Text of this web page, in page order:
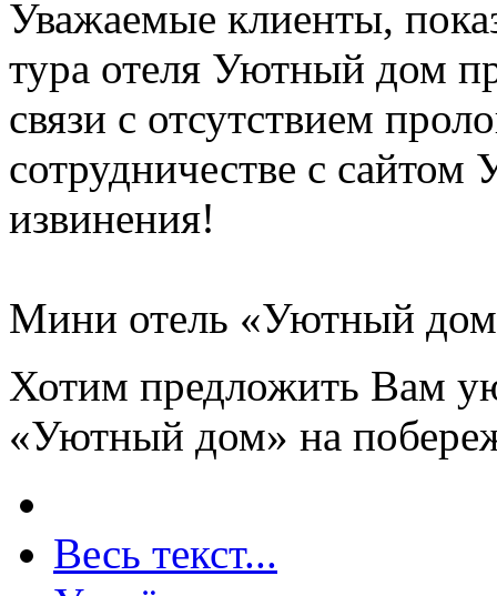
Уважаемые клиенты,
тура отеля Уютный дом
связи с отсутствием
сотрудничестве с
извинения!
Мини отель «Уютный
Хотим предложить Вам
«Уютный дом» на
Весь текст...